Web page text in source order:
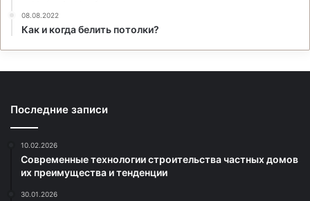
08.08.2022
Как и когда белить потолки?
Последние записи
10.02.2026
Современные технологии строительства частных домов
их преимущества и тенденции
30.01.2026